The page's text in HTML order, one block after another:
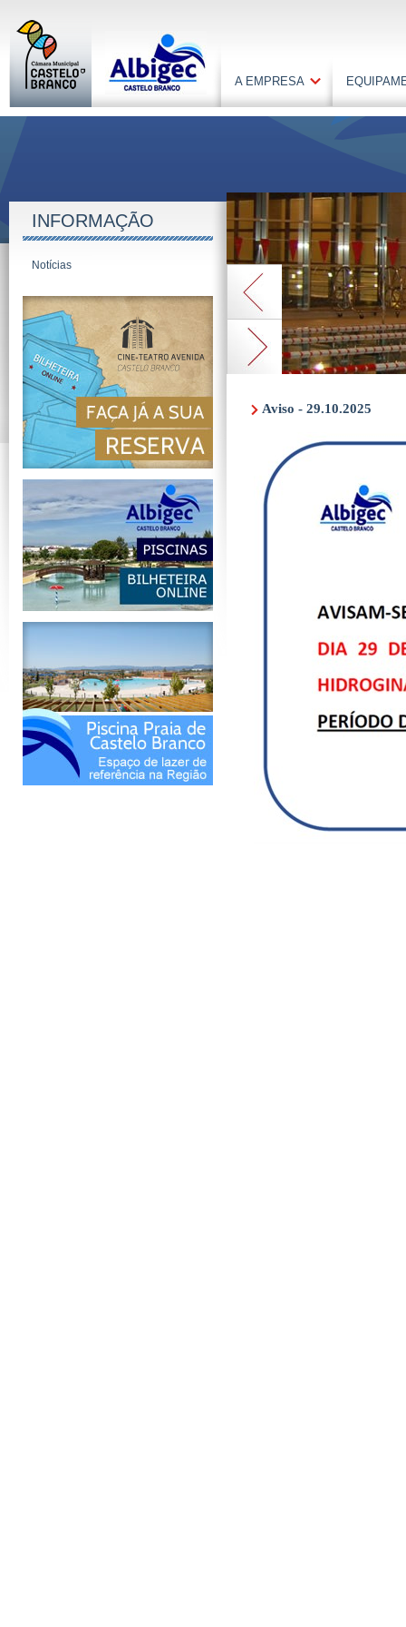
A EMPRESA
INFORMAÇÃO
Notícias
Aviso - 29.10.2025